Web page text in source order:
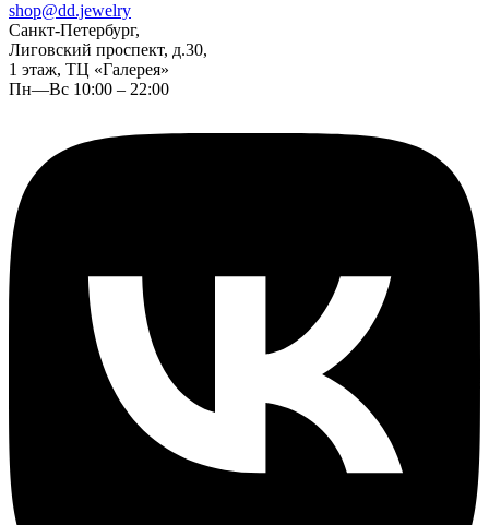
shop@dd.jewelry
Санкт-Петербург,
Лиговский проспект, д.30,
1 этаж, ТЦ «Галерея»
Пн—Вс 10:00 – 22:00